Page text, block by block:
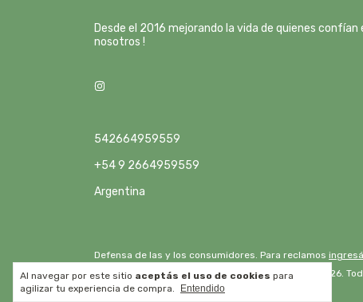
Al navegar por este sitio aceptás el uso de cookies para
agilizar tu experiencia de compra.
Entendido
Desde el 2016 mejorando la vida de quienes confían
nosotros !
542664959559
+54 9 2664959559
Argentina
Defensa de las y los consumidores. Para reclamos
Copyright Drip Lab - 2026.